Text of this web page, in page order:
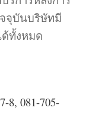
จุบันบริษัทมี
ด้ทั้งหมด
8, 081-705-